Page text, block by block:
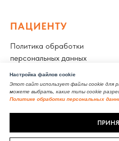
Настройка файлов cookie
Этот сайт использует файлы cookie для
можете выбрать, какие типы cookie
Политике обработки персональных
ПАЦИЕНТУ
Политика обработки
персональных данных
Специалисты
Лицензия